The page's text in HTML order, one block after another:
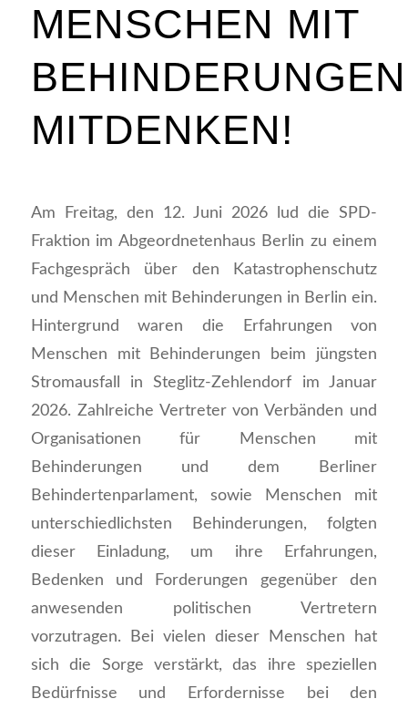
MENSCHEN MIT
BEHINDERUNGEN
MITDENKEN!
Am Freitag, den 12. Juni 2026 lud die SPD-
Fraktion im Abgeordnetenhaus Berlin zu einem
Fachgespräch über den Katastrophenschutz
und Menschen mit Behinderungen in Berlin ein.
Hintergrund waren die Erfahrungen von
Menschen mit Behinderungen beim jüngsten
Stromausfall in Steglitz-Zehlendorf im Januar
2026. Zahlreiche Vertreter von Verbänden und
Organisationen für Menschen mit
Behinderungen und dem Berliner
Behindertenparlament, sowie Menschen mit
unterschiedlichsten Behinderungen, folgten
dieser Einladung, um ihre Erfahrungen,
Bedenken und Forderungen gegenüber den
anwesenden politischen Vertretern
vorzutragen. Bei vielen dieser Menschen hat
sich die Sorge verstärkt, das ihre speziellen
Bedürfnisse und Erfordernisse bei den